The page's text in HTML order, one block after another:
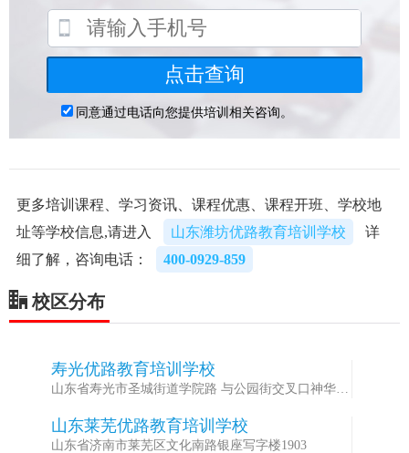
更多培训课程、学习资讯、课程优惠、课程开班、学校地
址等学校信息,请进入
山东潍坊优路教育培训学校
详
细了解，咨询电话：
400-0929-859
校区分布
寿光优路教育培训学校
山东省寿光市圣城街道学院路 与公园街交叉口神华大
山东莱芜优路教育培训学校
山东省济南市莱芜区文化南路银座写字楼1903